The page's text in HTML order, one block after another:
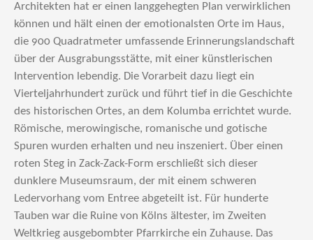
Architekten hat er einen langgehegten Plan verwirklichen
können und hält einen der emotionalsten Orte im Haus,
die 900 Quadratmeter umfassende Erinnerungslandschaft
über der Ausgrabungsstätte, mit einer künstlerischen
Intervention lebendig. Die Vorarbeit dazu liegt ein
Vierteljahrhundert zurück und führt tief in die Geschichte
des historischen Ortes, an dem Kolumba errichtet wurde.
Römische, merowingische, romanische und gotische
Spuren wurden erhalten und neu inszeniert. Über einen
roten Steg in Zack-Zack-Form erschließt sich dieser
dunklere Museumsraum, der mit einem schweren
Ledervorhang vom Entree abgeteilt ist. Für hunderte
Tauben war die Ruine von Kölns ältester, im Zweiten
Weltkrieg ausgebombter Pfarrkirche ein Zuhause. Das